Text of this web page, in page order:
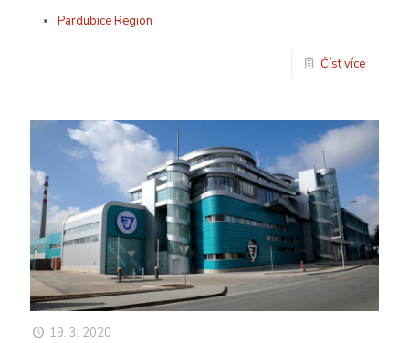
Pardubice Region
Číst více
19. 3. 2020